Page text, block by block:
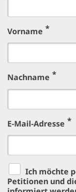
Vorname
Nachname
E-Mail-Adresse
Ich möchte
Petitionen und